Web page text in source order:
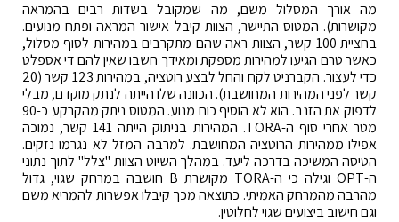
מה אורך המסלול משם, מה שמקובל בשדות רבים בהמראה
מקושרות). המטוס התיישר, הצוות קיבל אישור המראה ופתח מנועים.
בחציית 100 קשר, הצוות ראה שהם מתקרבים במהירות לסוף מסלול,
כאשר טרם הגיעו למהירות מספקת ומאידך חשבו שאין להם די אספלט
כדי לעצור. הקברניט לקח והחל לבצע רוטציה, במהירות 123 קשר (20
קשר לפני המהירות המחושבת). הכוונה שלו הייתה לנתק מוקדם, מבלי
לדפוק את הזנב. הוא לא הוסיף כוח מנוע. המטוס ניתק מהקרקע כ-90
מטר אחרי סוף ה-TORA. המהירות בניתוק הייתה 141 קשר, נמוכה
אפילו ממהירות הרוטציה המחושבת. למרבה המזל לא נגרמו נזקים.
הטיסה המשיכה בדרכה ליעד. במהלך השיוט הצוות "צלל" לתוך נתוני
ה-OPT וגילה כי ה-TORA מקושרת B חושבה במרחק שגוי, גדול
מהרבה מהמרחק האמיתי. כתוצאה מכך קיבלו אפשרות להמריא משם
וגם חישוב ביצועים שגוי לחלוטין.